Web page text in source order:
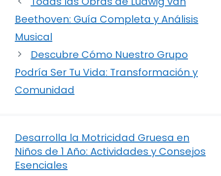
Beethoven: Guía Completa y Análisis
Musical
Descubre Cómo Nuestro Grupo
Podría Ser Tu Vida: Transformación y
Comunidad
Desarrolla la Motricidad Gruesa en
Niños de 1 Año: Actividades y Consejos
Esenciales